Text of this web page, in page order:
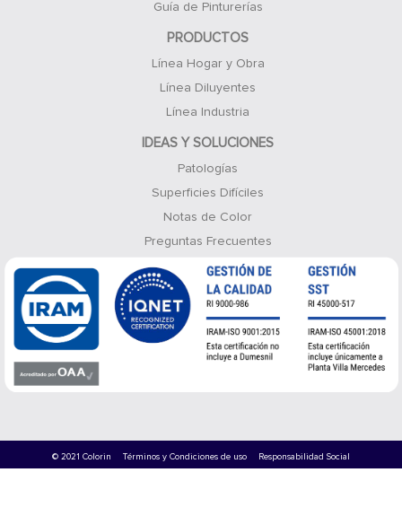
Guía de Pinturerías
PRODUCTOS
Línea Hogar y Obra
Línea Diluyentes
Línea Industria
IDEAS Y SOLUCIONES
Patologías
Superficies Difíciles
Notas de Color
Preguntas Frecuentes
© 2021 Colorin Términos y Condiciones de uso Responsabilidad Social